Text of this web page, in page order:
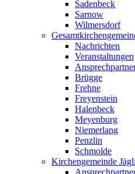
Sadenbeck
Sarnow
Wilmersdorf
Nachrichten
Veranstaltungen
Brügge
Frehne
Freyenstein
Halenbeck
Meyenburg
Niemerlang
Penzlin
Schmolde
Kirchengemeinde